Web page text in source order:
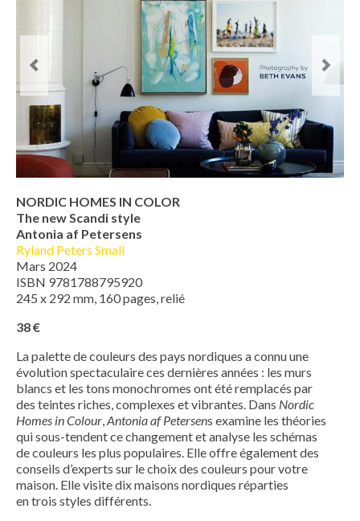
NORDIC HOMES IN COLOR
The new Scandi style
Antonia af Petersens
Ryland Peters Small
Mars 2024
ISBN 9781788795920
245 x 292 mm, 160 pages, relié
38 €
La palette de couleurs des pays nordiques a connu une
évolution spectaculaire ces dernières années : les murs
blancs et les tons monochromes ont été remplacés par
des teintes riches, complexes et vibrantes. Dans Nordic
Homes in Colour,Antonia af Petersens examine les théories
qui sous-tendent ce changement et analyse les schémas
de couleurs les plus populaires. Elle offre également des
conseils d’experts sur le choix des couleurs pour votre
maison. Elle visite dix maisons nordiques réparties
en trois styles différents.